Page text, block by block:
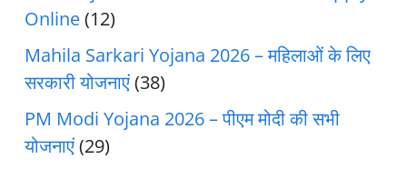
Online(12)
Mahila Sarkari Yojana 2026 – महिलाओं के लिए
सरकारी योजनाएं(38)
PM Modi Yojana 2026 – पीएम मोदी की सभी
योजनाएं(29)